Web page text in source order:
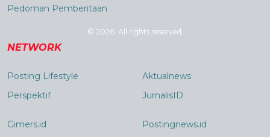
Pedoman Pemberitaan
© 2026. All rights reserved.
NETWORK
Posting Lifestyle
Perspektif
Aktualnews
JurnalisID
Gimers.id
Postingnews.id